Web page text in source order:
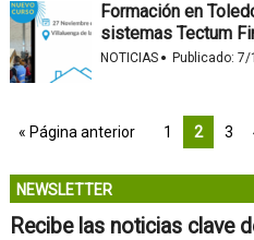
Formación en
sistemas Tectum
NOTICIAS · Publicado: 7/
« Página anterior 1 2 3
NEWSLETTER
Recibe las noticias clave